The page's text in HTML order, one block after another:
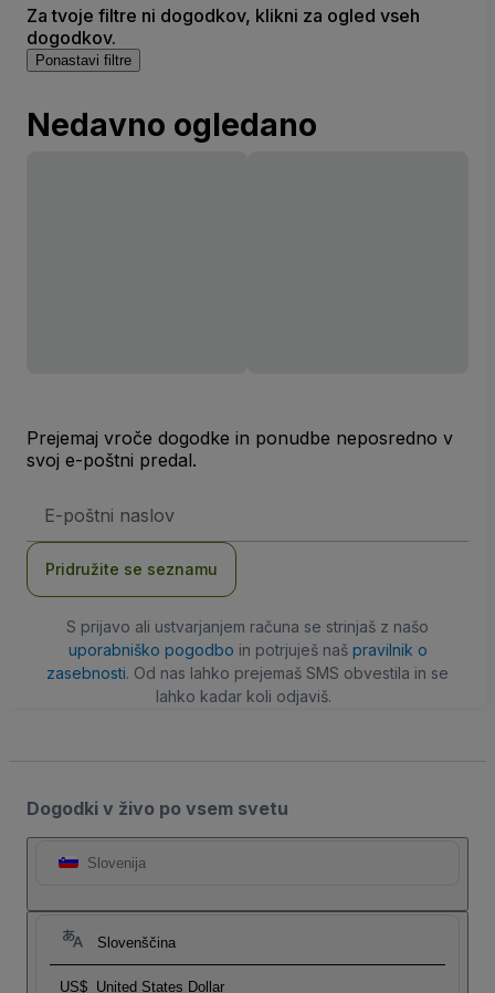
Za tvoje filtre ni dogodkov, klikni za ogled vseh
dogodkov.
Ponastavi filtre
Nedavno ogledano
Prejemaj vroče dogodke in ponudbe neposredno v
svoj e-poštni predal.
naslov
Pridružite se seznamu
S prijavo ali ustvarjanjem računa se strinjaš z našo
uporabniško pogodbo in potrjuješ naš pravilnik o
zasebnosti. Od nas lahko prejemaš SMS obvestila in se
lahko kadar koli odjaviš.
Dogodki v živo po vsem svetu
Slovenija
Slovenščina
US$ United States Dollar